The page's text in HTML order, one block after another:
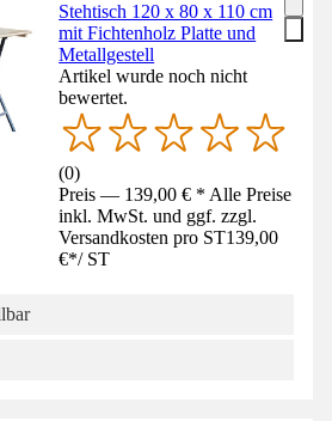
Stehtisch 120 x 80 x 110 cm
mit Fichtenholz Platte und
Metallgestell
Artikel wurde noch nicht
bewertet.
(0)
Preis — 139,00 € * Alle Preise
inkl. MwSt. und ggf. zzgl.
Versandkosten pro ST139,00
€*/ ST